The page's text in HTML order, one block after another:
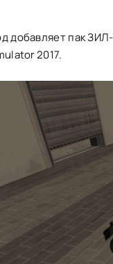
добавляет пак
2017.